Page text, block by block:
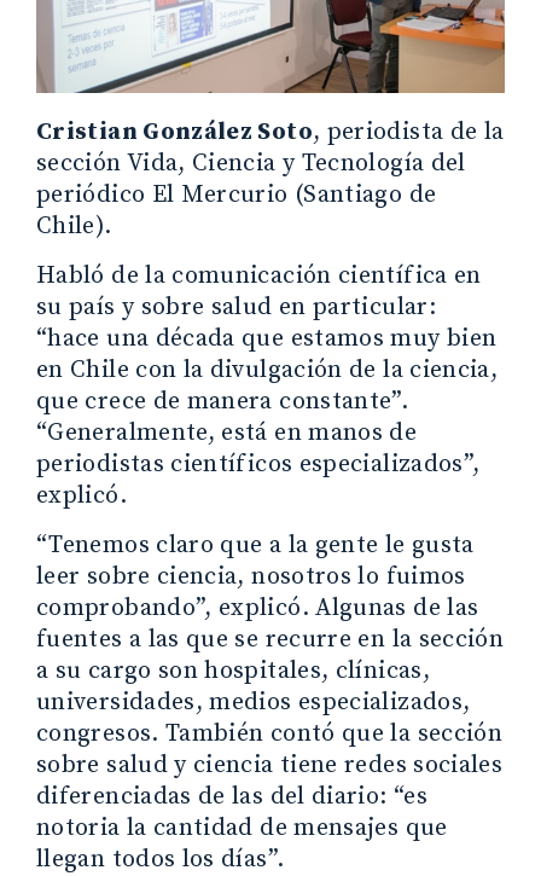
Cristian González Soto, periodista de la
sección Vida, Ciencia y Tecnología del
periódico El Mercurio (Santiago de
Chile).
Habló de la comunicación científica en
su país y sobre salud en particular:
“hace una década que estamos muy bien
en Chile con la divulgación de la ciencia,
que crece de manera constante”.
“Generalmente, está en manos de
periodistas científicos especializados”,
explicó.
“Tenemos claro que a la gente le gusta
leer sobre ciencia, nosotros lo fuimos
comprobando”, explicó. Algunas de las
fuentes a las que se recurre en la sección
a su cargo son hospitales, clínicas,
universidades, medios especializados,
congresos. También contó que la sección
sobre salud y ciencia tiene redes sociales
diferenciadas de las del diario: “es
notoria la cantidad de mensajes que
llegan todos los días”.